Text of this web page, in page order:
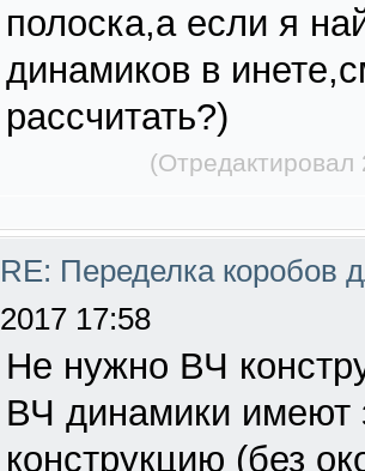
полоска,а если я
динамиков в
рассчитать?)
RE: Переделка коробов
2017 17:58
Не нужно ВЧ
ВЧ динамики имеют
конструкцию (без